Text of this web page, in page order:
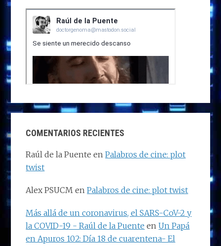
COMENTARIOS RECIENTES
Raúl de la Puente enPalabros de cine: plot
twist
Alex PSUCM enPalabros de cine: plot twist
Más allá de un coronavirus, el SARS-CoV-2 y
la COVID-19 - Raúl de la Puente enUn Papá
en Apuros 102: Día 18 de cuarentena- El